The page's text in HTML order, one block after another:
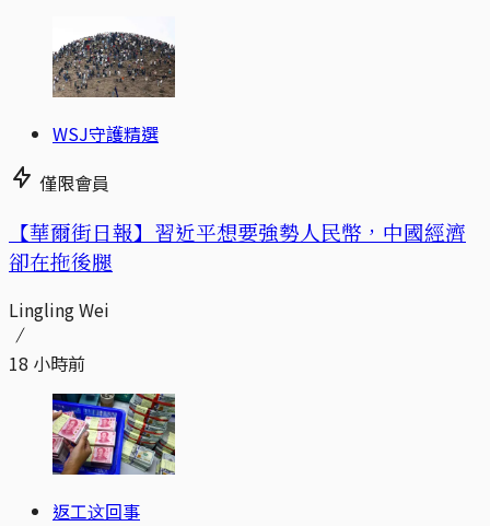
WSJ守護精選
僅限會員
【華爾街日報】習近平想要強勢人民幣，中國經濟
卻在拖後腿
Lingling Wei
18 小時前
返工这回事